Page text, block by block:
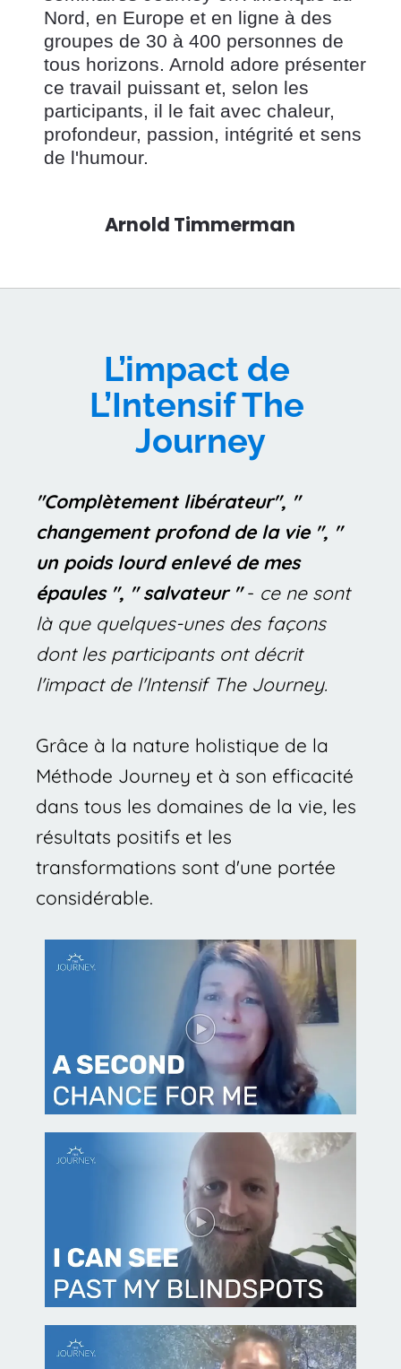
Nord, en Europe et en ligne à des
groupes de 30 à 400 personnes de
tous horizons. Arnold adore présenter
ce travail puissant et, selon les
participants, il le fait avec chaleur,
profondeur, passion, intégrité et sens
de l'humour.
Arnold Timmerman
L’impact de
L’Intensif The
Journey
"Complètement libérateur", "
changement profond de la vie ", "
un poids lourd enlevé de mes
épaules ", " salvateur " - ce ne sont
là que quelques-unes des façons
dont les participants ont décrit
l'impact de l'Intensif The Journey.
Grâce à la nature holistique de la
Méthode Journey et à son efficacité
dans tous les domaines de la vie, les
résultats positifs et les
transformations sont d'une portée
considérable.